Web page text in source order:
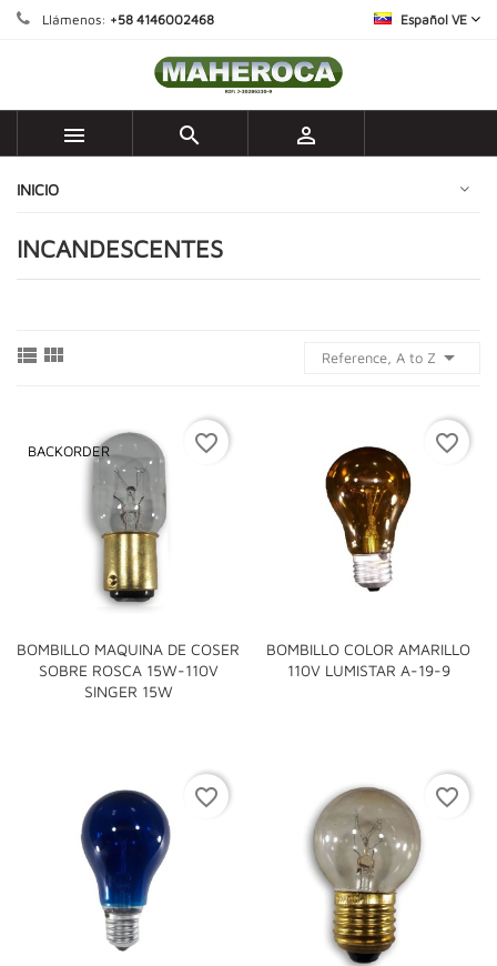
Llámenos: +58 4146002468 Español VE
  
INICIO
INCANDESCENTES
  Reference, A to Z 
BOMBILLO MAQUINA DE COSER
SOBRE ROSCA 15W-110V
SINGER 15W
BACKORDER favorite_border
BOMBILLO COLOR AMARILLO
110V LUMISTAR A-19-9
favorite_border
favorite_border favorite_border